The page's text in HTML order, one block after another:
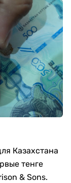
Казахстана
тенге
& Sons.